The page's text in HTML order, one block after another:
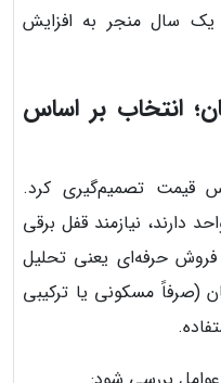
یک سال منجر به افزایش
انتخاب بر اساس
قیمت تصمیم‌گیری کرد.
که بیش از ۳۰ یا ۴۰ واحد دارند، نیازمند قفل برقی
حرفه‌ای یعنی تحلیل
(صرفاً مسکونی یا ترکیبی